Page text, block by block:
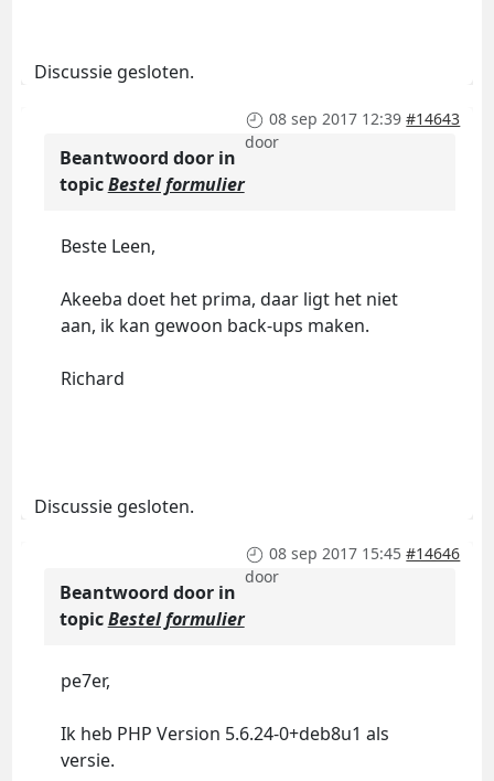
Discussie gesloten.
08 sep 2017 12:39 #14643
door
Beantwoord door in
topicBestel formulier
Beste Leen,
Akeeba doet het prima, daar ligt het niet
aan, ik kan gewoon back-ups maken.
Richard
Discussie gesloten.
08 sep 2017 15:45 #14646
door
Beantwoord door in
topicBestel formulier
pe7er,
Ik heb PHP Version 5.6.24-0+deb8u1 als
versie.